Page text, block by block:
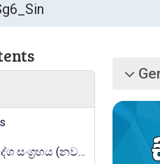
(නව නිර්දේශය)
බිඳ